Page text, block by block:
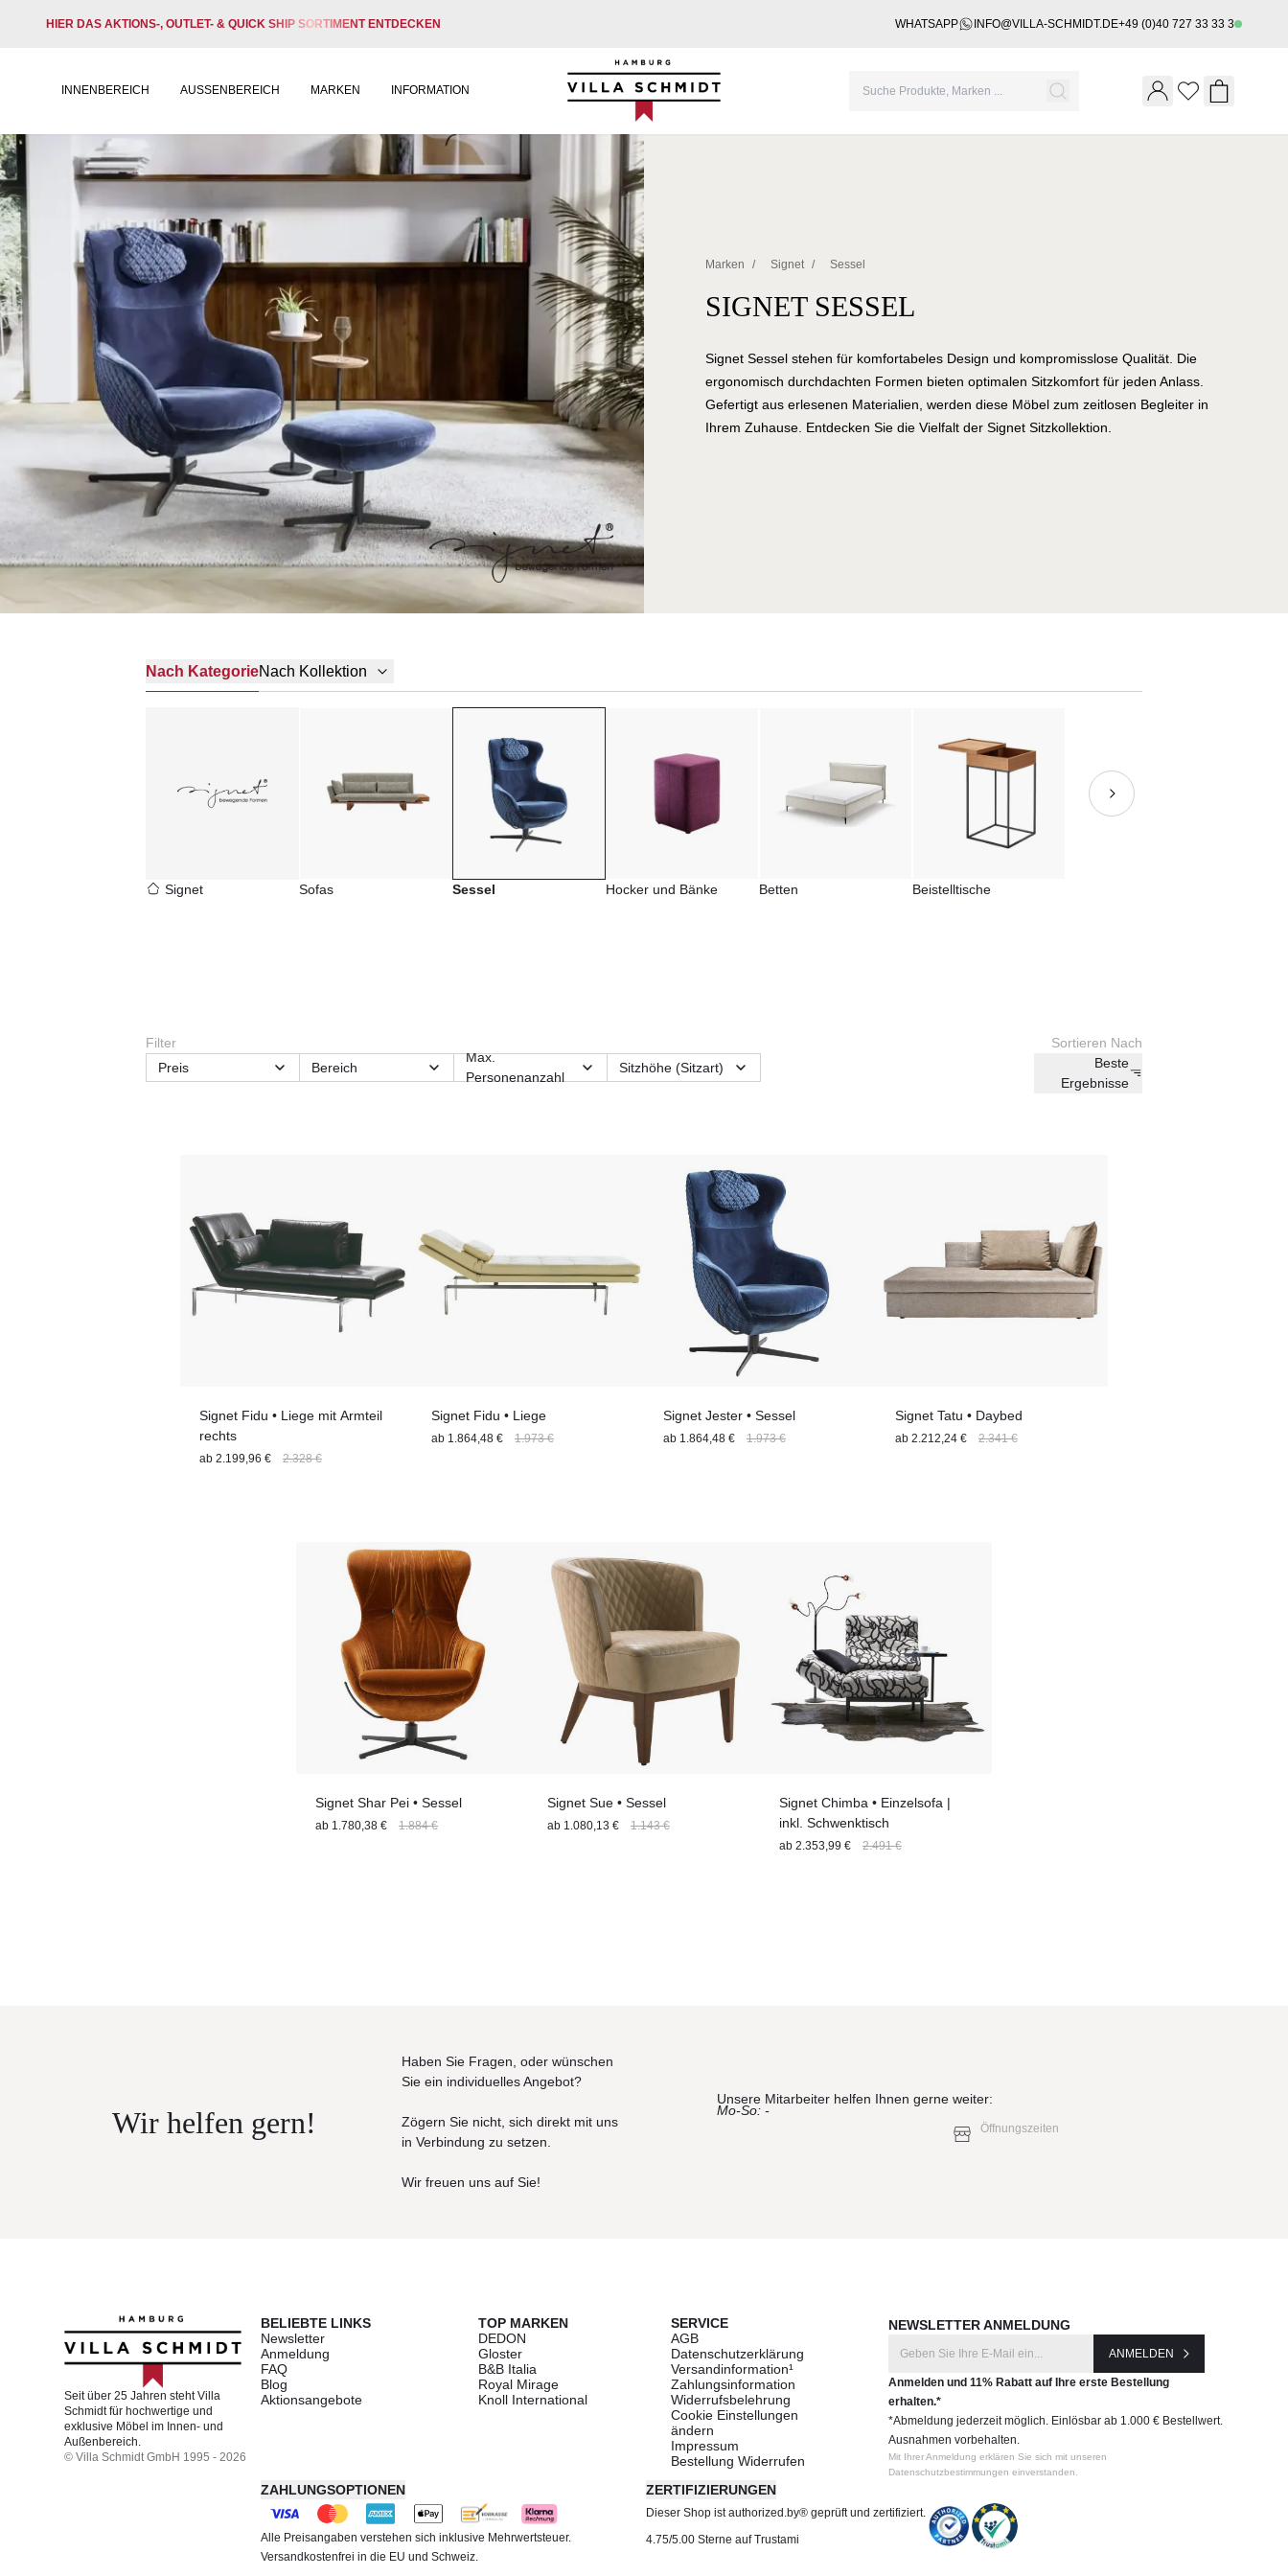
HIER DAS AKTIONS-, OUTLET- & QUICK SHIP SORTIMENT ENTDECKEN WHATSAPP INFO@VILLA-SCHMIDT.DE+49 (0)40 727 33 33 3
INNENBEREICH AUSSENBEREICH MARKEN INFORMATION
Villa Schmidt
Wishlist
Marken / Signet / Sessel
SIGNET SESSEL
Signet Sessel stehen für komfortabeles Design und kompromisslose Qualität. Die
ergonomisch durchdachten Formen bieten optimalen Sitzkomfort für jeden Anlass.
Gefertigt aus erlesenen Materialien, werden diese Möbel zum zeitlosen Begleiter in
Ihrem Zuhause. Entdecken Sie die Vielfalt der Signet Sitzkollektion.
Nach KategorieNach Kollektion
Signet Sofas Sessel Hocker und Bänke Betten Beistelltische
Filter
Preis
Bereich
Max.
Personenanzahl
Sitzhöhe (Sitzart)
Sortieren Nach
Beste
Ergebnisse
Signet Fidu • Liege mit Armteil
rechts
ab 2.199,96 € 2.328 €
Signet Fidu • Liege
ab 1.864,48 € 1.973 €
Signet Jester • Sessel
ab 1.864,48 € 1.973 €
Signet Tatu • Daybed
ab 2.212,24 € 2.341 €
Signet Shar Pei • Sessel
ab 1.780,38 € 1.884 €
Signet Sue • Sessel
ab 1.080,13 € 1.143 €
Signet Chimba • Einzelsofa |
inkl. Schwenktisch
ab 2.353,99 € 2.491 €
Wir helfen gern!
Haben Sie Fragen, oder wünschen
Sie ein individuelles Angebot?
Zögern Sie nicht, sich direkt mit uns
in Verbindung zu setzen.
Wir freuen uns auf Sie!
Unsere Mitarbeiter helfen Ihnen gerne weiter:
Mo-So: -
Öffnungszeiten
Seit über 25 Jahren steht Villa
Schmidt für hochwertige und
exklusive Möbel im Innen- und
Außenbereich.
© Villa Schmidt GmbH 1995 - 2026
BELIEBTE LINKS
Newsletter
Anmeldung
FAQ
Blog
Aktionsangebote
TOP MARKEN
DEDON
Gloster
B&B Italia
Royal Mirage
Knoll International
SERVICE
AGB
Datenschutzerklärung
Versandinformation¹
Zahlungsinformation
Widerrufsbelehrung
Cookie Einstellungen
ändern
Impressum
Bestellung Widerrufen
NEWSLETTER ANMELDUNG
ANMELDEN
Anmelden und 11% Rabatt auf Ihre erste Bestellung
erhalten.*
*Abmeldung jederzeit möglich. Einlösbar ab 1.000 € Bestellwert.
Ausnahmen vorbehalten.
Mit Ihrer Anmeldung erklären Sie sich mit unseren
Datenschutzbestimmungen einverstanden.
ZAHLUNGSOPTIONEN
Alle Preisangaben verstehen sich inklusive Mehrwertsteuer.
Versandkostenfrei in die EU und Schweiz.
ZERTIFIZIERUNGEN
Dieser Shop ist authorized.by® geprüft und zertifiziert.
4.75/5.00 Sterne auf Trustami